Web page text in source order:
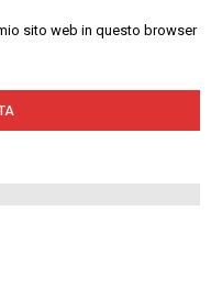
sito web in questo browser